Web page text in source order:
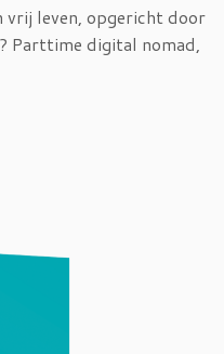
vrij leven, opgericht door
Parttime digital nomad,